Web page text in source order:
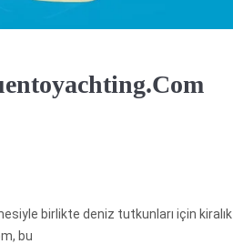
birlikte deniz tutkunları için kiralık
bu